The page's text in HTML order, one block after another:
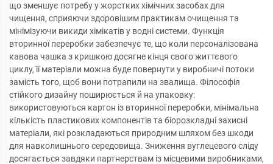
що зменшує потребу у жорстких хімічних засобах для
чищення, сприяючи здоровішим практикам очищення та
мінімізуючи викиди хімікатів у водні системи. Функція
вторинної переробки забезпечує те, що коли персоналізована
кавова чашка з кришкою досягне кінця свого життєвого
циклу, її матеріали можна буде повернути у виробничі потоки
замість того, щоб вони потрапили на звалища. Філософія
стійкого дизайну поширюється й на упаковку:
використовуються картон із вторинної переробки, мінімальна
кількість пластикових компонентів та біорозкладні захисні
матеріали, які розкладаються природним шляхом без шкоди
для навколишнього середовища. Зниження вуглецевого сліду
досягається завдяки партнерствам із місцевими виробниками,